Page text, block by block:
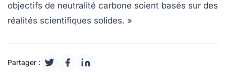
objectifs de neutralité carbone soient basés sur des
réalités scientifiques solides. »
Partager :